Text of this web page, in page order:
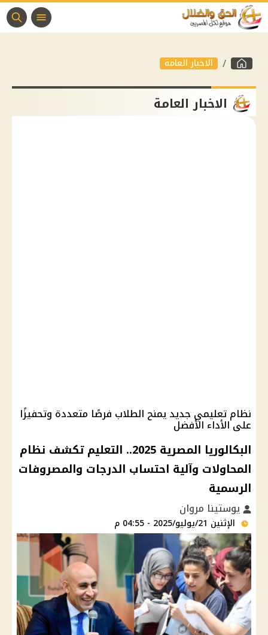
الاخبار العامة
الاخبار العامة
نظام تعليمي جديد يمنح الطلاب فرصًا متعددة وتحفيزًا
على الأداء الأفضل
البكالوريا المصرية 2025.. التعليم تكشف نظام
المحاولات وآلية احتساب الدرجات والمصروفات
الرسمية
يوستينا مروان
الإثنين 21/يوليو/2025 - 04:55 م